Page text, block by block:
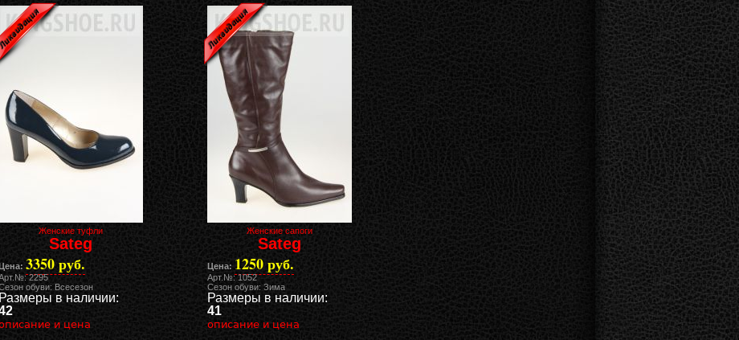
Женские туфли
Sateg
Женские сапоги
Sateg
3350 руб.
2295
обуви: Всесезон
Размеры в наличии:
и цена
Цена: 1250 руб.
Арт.№: 1052
Сезон обуви: Зима
Размеры в наличии:
41
описание и цена